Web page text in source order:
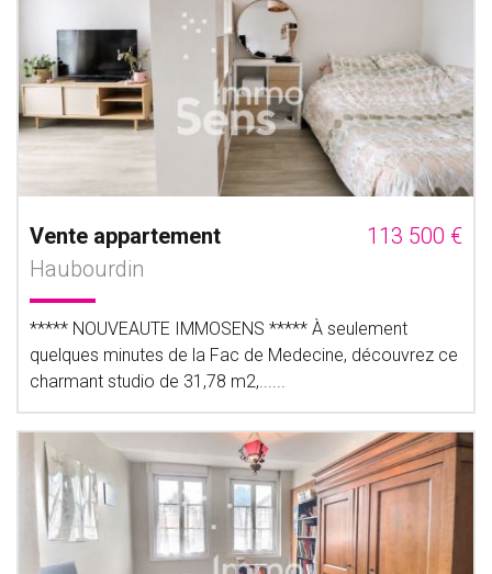
Vente appartement
113 500 €
Haubourdin
***** NOUVEAUTE IMMOSENS ***** À seulement
quelques minutes de la Fac de Medecine, découvrez ce
charmant studio de 31,78 m2,......